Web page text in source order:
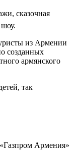
сказочная
из Армении
созданных
армянского
так
Армения»